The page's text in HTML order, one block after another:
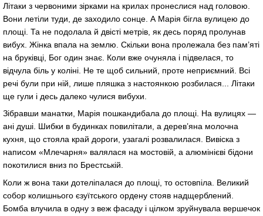
Літаки з червоними зірками на крилах пронеслися над головою.
Вони летіли туди, де заходило сонце. А Марія бігла вулицею до
площі. Та не подолала й двісті метрів, як десь поряд пролунав
вибух. Жінка впала на землю. Скільки вона пролежала без пам’яті
на бруківці, Бог один знає. Коли вже очуняла і підвелася, то
відчула біль у коліні. Не те щоб сильний, проте неприємний. Всі
речі були при ній, лише пляшка з настоянкою розбилася... Літаки
ще гули і десь далеко чулися вибухи.
Зібравши манатки, Марія пошкандибала до площі. На вулицях —
ані душі. Шибки в будинках повилітали, а дерев’яна молочна
кухня, що стояла край дороги, узагалі розвалилася. Вивіска з
написом «Млечарня» валялася на мостовій, а алюмінієві бідони
покотилися вниз по Брестській.
Коли ж вона таки дотеліпалася до площі, то остовпіла. Великий
собор колишнього єзуїтського ордену стояв надщерблений.
Бомба влучила в одну з веж фасаду і цілком зруйнувала вершечок